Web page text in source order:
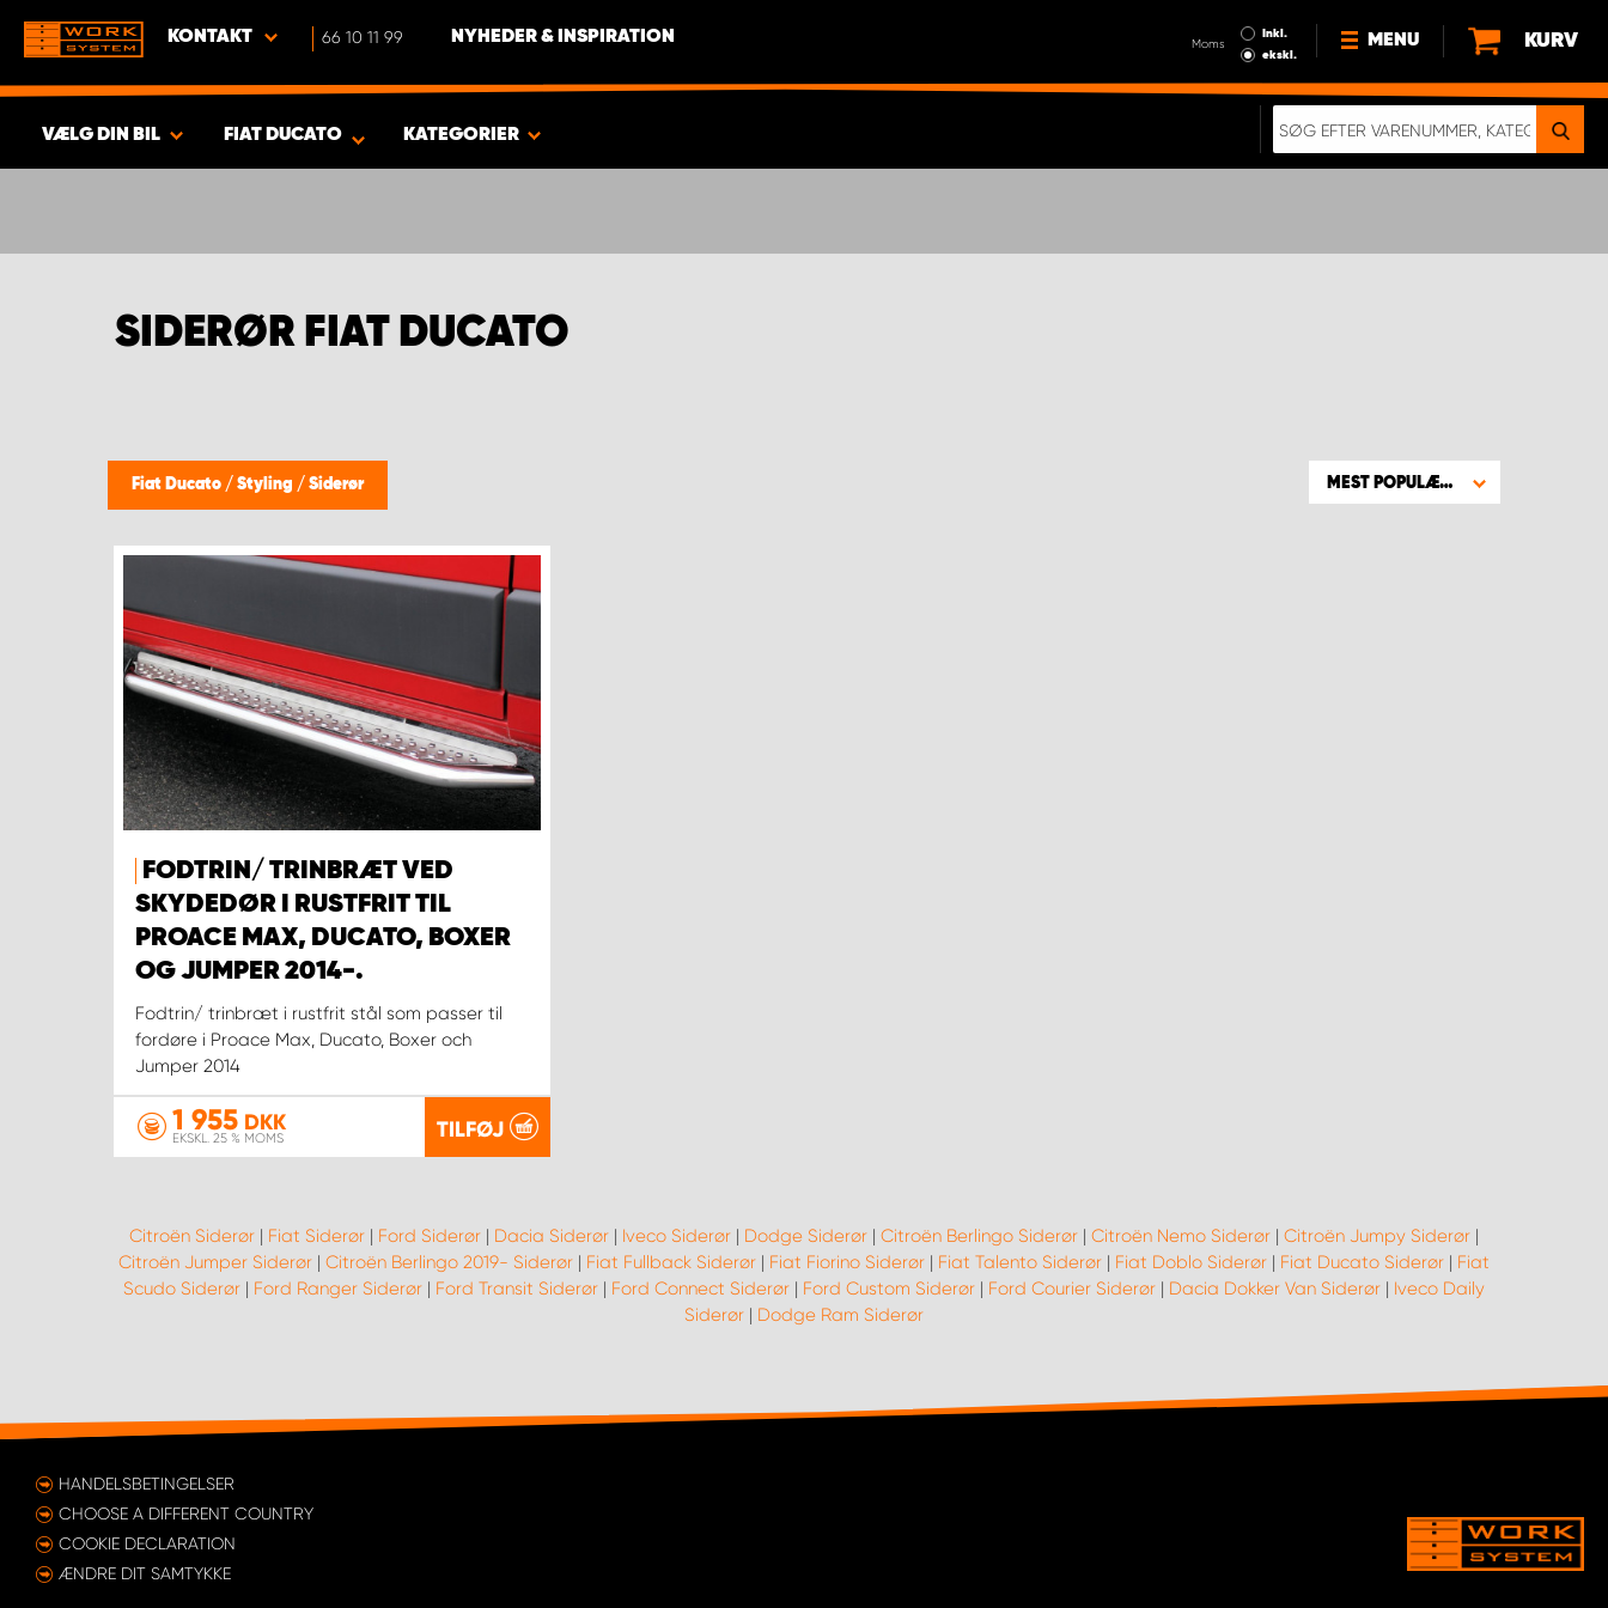
KONTAKT 66 10 11 99 NYHEDER & INSPIRATION Moms
Inkl.
ekskl.
MENU
HVORFOR VÆLGE WORK
KURV
VÆLG DIN BIL FIAT DUCATO KATEGORIER
SIDERØR FIAT DUCATO
Fiat Ducato / Styling / Siderør MEST POPULÆRE
FODTRIN/ TRINBRÆT VED
SKYDEDØR I RUSTFRIT TIL
PROACE MAX, DUCATO, BOXER
OG JUMPER 2014-.
Fodtrin/ trinbræt i rustfrit stål som passer til
fordøre i Proace Max, Ducato, Boxer och
Jumper 2014
1 955 DKK
EKSKL. 25 % MOMS TILFØJ
Citroën Siderør | Fiat Siderør | Ford Siderør | Dacia Siderør | Iveco Siderør | Dodge Siderør | Citroën Berlingo Siderør | Citroën Nemo Siderør | Citroën Jumpy Siderør |
Citroën Jumper Siderør | Citroën Berlingo 2019- Siderør | Fiat Fullback Siderør | Fiat Fiorino Siderør | Fiat Talento Siderør | Fiat Doblo Siderør | Fiat Ducato Siderør | Fiat
Scudo Siderør | Ford Ranger Siderør | Ford Transit Siderør | Ford Connect Siderør | Ford Custom Siderør | Ford Courier Siderør | Dacia Dokker Van Siderør | Iveco Daily
Siderør | Dodge Ram Siderør
HANDELSBETINGELSER
CHOOSE A DIFFERENT COUNTRY
COOKIE DECLARATION
ÆNDRE DIT SAMTYKKE